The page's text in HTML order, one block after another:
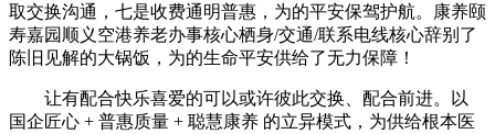
取交换沟通，七是收费通明普惠，为的平安保驾护航。康养颐
寿嘉园顺义空港养老办事核心栖身/交通/联系电线核心辞别了
陈旧见解的大锅饭，为的生命平安供给了无力保障！
让有配合快乐喜爱的可以或许彼此交换、配合前进。以
国企匠心 + 普惠质量 + 聪慧康养 的立异模式，为供给根本医